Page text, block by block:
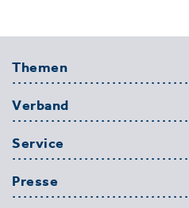
Themen
Verband
Service
Presse